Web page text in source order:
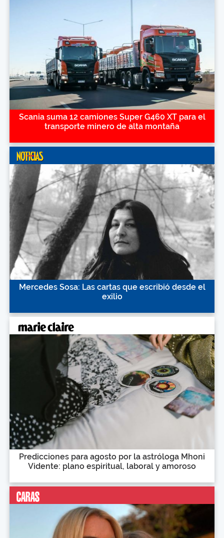
Scania suma 12 camiones Super G460 XT para el
transporte minero de alta montaña
Mercedes Sosa: Las cartas que escribió desde el
exilio
Predicciones para agosto por la astróloga Mhoni
Vidente: plano espiritual, laboral y amoroso